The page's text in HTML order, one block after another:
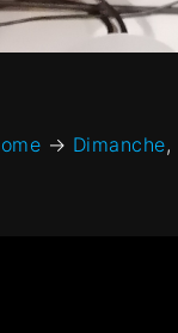
→ Dimanche,